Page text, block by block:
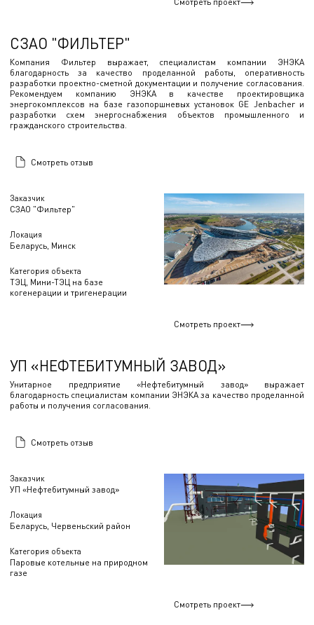
Заказчик
СЗАО "Фильтер"
Локация
Беларусь, Минск
Категория объекта
ТЭЦ, Мини-ТЭЦ на базе
когенерации и тригенерации
СЗАО "ФИЛЬТЕР"
Компания Фильтер выражает, специалистам компании ЭНЭКА
благодарность за качество проделанной работы, оперативность
разработки проектно-сметной документации и получение согласования.
Рекомендуем компанию ЭНЭКА в качестве проектировщика
энергокомплексов на базе газопоршневых установок GE Jenbacher и
разработки схем энергоснабжения объектов промышленного и
гражданского строительства.
Смотреть отзыв
Смотреть проект
Заказчик
УП «Нефтебитумный завод»
Локация
Беларусь, Червеньский район
Категория объекта
Паровые котельные на природном
газе
УП «НЕФТЕБИТУМНЫЙ ЗАВОД»
Унитарное предприятие «Нефтебитумный завод» выражает
благодарность специалистам компании ЭНЭКА за качество проделанной
работы и получения согласования.
Смотреть отзыв
Смотреть проект